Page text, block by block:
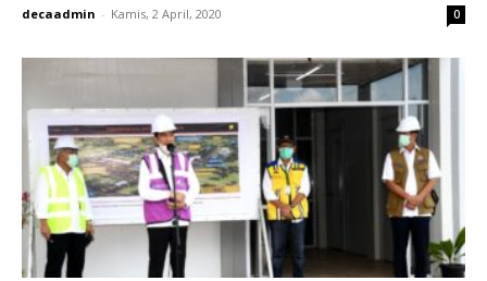
decaadmin - Kamis, 2 April, 2020 0